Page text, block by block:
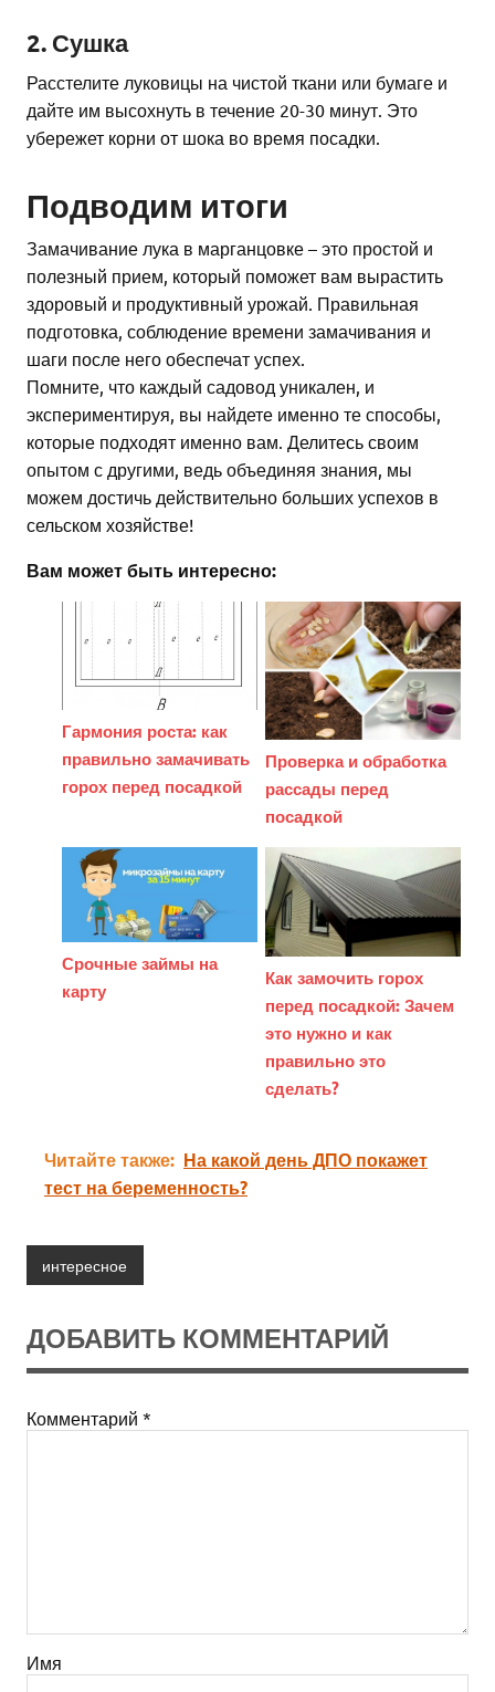
2. Сушка
Расстелите луковицы на чистой ткани или бумаге и
дайте им высохнуть в течение 20-30 минут. Это
убережет корни от шока во время посадки.
Подводим итоги
Замачивание лука в марганцовке – это простой и
полезный прием, который поможет вам вырастить
здоровый и продуктивный урожай. Правильная
подготовка, соблюдение времени замачивания и
шаги после него обеспечат успех.
Помните, что каждый садовод уникален, и
экспериментируя, вы найдете именно те способы,
которые подходят именно вам. Делитесь своим
опытом с другими, ведь объединяя знания, мы
можем достичь действительно больших успехов в
сельском хозяйстве!
Вам может быть интересно:
Гармония роста: как
правильно замачивать
горох перед посадкой
Проверка и обработка
рассады перед
посадкой
Срочные займы на
карту
Как замочить горох
перед посадкой: Зачем
это нужно и как
правильно это
сделать?
Читайте также: На какой день ДПО покажет
тест на беременность?
интересное
ДОБАВИТЬ КОММЕНТАРИЙ
Комментарий *
Имя